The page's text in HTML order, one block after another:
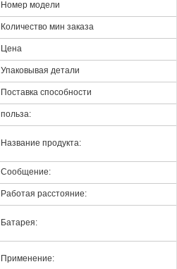
Номер модели
Количество мин заказа
Цена
Упаковывая детали
Поставка способности
польза:
Название продукта:
Сообщение:
Работая расстояние:
Батарея:
Применение: